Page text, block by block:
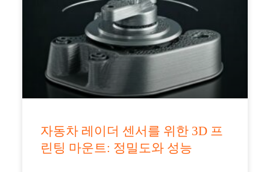
자동차 레이더 센서를 위한 3D 프
린팅 마운트: 정밀도와 성능